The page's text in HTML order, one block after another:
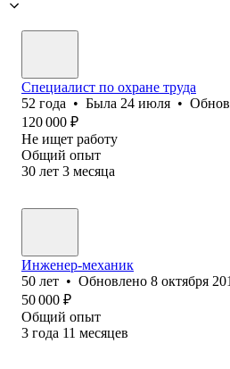
Специалист по охране труда
52 года • Была 24 июля •
120 000 ₽
Не ищет работу
Общий опыт
30 лет 3 месяца
Инженер-механик
50 лет • Обновлено 8 октября
50 000 ₽
Общий опыт
3 года 11 месяцев